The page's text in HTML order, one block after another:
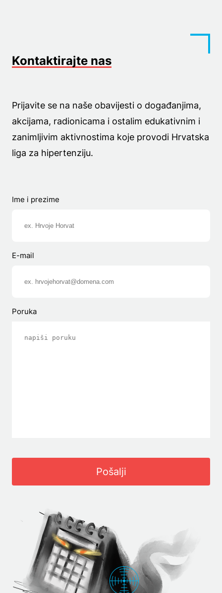
Kontaktirajte nas
Prijavite se na naše obavijesti o događanjima,
akcijama, radionicama i ostalim edukativnim i
zanimljivim aktivnostima koje provodi Hrvatska
liga za hipertenziju.
Ime i prezime
E-mail
Poruka
Pošalji